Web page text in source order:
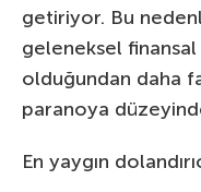
getiriyor. Bu
geleneksel finansal
olduğundan daha
paranoya
En yaygın